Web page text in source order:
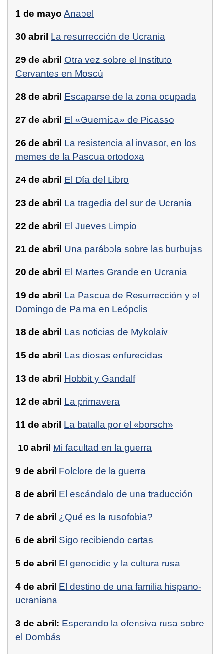
1 de mayo Anabel
30 abril La resurrección de Ucrania
29 de abril Otra vez sobre el Instituto
Cervantes en Moscú
28 de abril Escaparse de la zona ocupada
27 de abril El «Guernica» de Picasso
26 de abril La resistencia al invasor, en los
memes de la Pascua ortodoxa
24 de abril El Día del Libro
23 de abril La tragedia del sur de Ucrania
22 de abril El Jueves Limpio
21 de abril Una parábola sobre las burbujas
20 de abril El Martes Grande en Ucrania
19 de abril La Pascua de Resurrección y el
Domingo de Palma en Leópolis
18 de abril Las noticias de Mykolaiv
15 de abril Las diosas enfurecidas
13 de abril Hobbit y Gandalf
12 de abril La primavera
11 de abril La batalla por el «borsch»
10 abril Mi facultad en la guerra
9 de abril Folclore de la guerra
8 de abril El escándalo de una traducción
7 de abril ¿Qué es la rusofobia?
6 de abril Sigo recibiendo cartas
5 de abril El genocidio y la cultura rusa
4 de abril El destino de una familia hispano-
ucraniana
3 de abril: Esperando la ofensiva rusa sobre
el Dombás